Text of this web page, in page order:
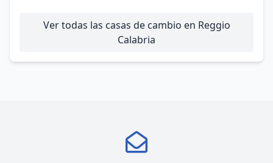
Ver todas las casas de cambio en Reggio
Calabria